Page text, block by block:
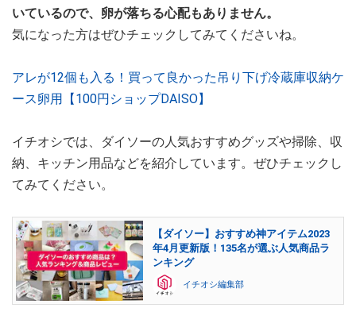
いているので、卵が落ちる心配もありません。
気になった方はぜひチェックしてみてくださいね。
アレが12個も入る！買って良かった吊り下げ冷蔵庫収納ケ
ース卵用【100円ショップDAISO】
イチオシでは、ダイソーの人気おすすめグッズや掃除、収
納、キッチン用品などを紹介しています。ぜひチェックし
てみてください。
【ダイソー】おすすめ神アイテム2023
年4月更新版！135名が選ぶ人気商品ラ
ンキング
イチオシ編集部